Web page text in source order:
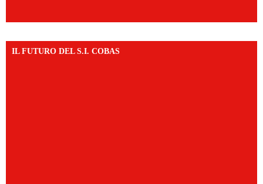
IL FUTURO DEL S.I. COBAS